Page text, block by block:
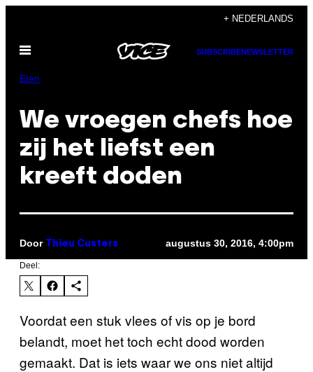
de
inhoud
+ NEDERLANDS
Open
SUBSCRIBENEWSLETTER
Eten
We vroegen chefs hoe
zij het liefst een
kreeft doden
Door Thieu Custers augustus 30, 2016, 4:00pm
Deel:
Voordat een stuk vlees of vis op je bord
belandt, moet het toch echt dood worden
gemaakt. Dat is iets waar we ons niet altijd